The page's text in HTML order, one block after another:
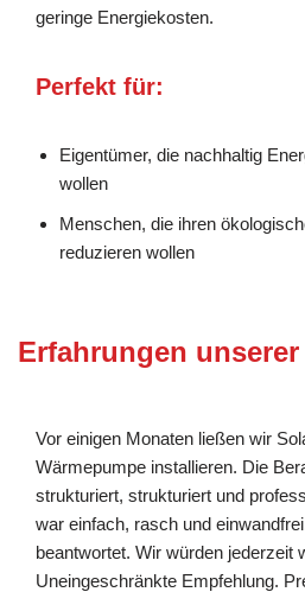
geringe Energiekosten.
Perfekt für:
Eigentümer, die nachhaltig
wollen
Menschen, die ihren
reduzieren wollen
Erfahrungen
Vor einigen Monaten ließen wir
Wärmepumpe installieren. Die
strukturiert, strukturiert und
war einfach, rasch und
beantwortet. Wir würden jederzeit
Uneingeschränkte Empfehlung.